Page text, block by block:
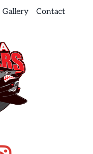
Gallery Contact